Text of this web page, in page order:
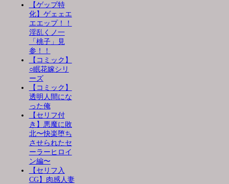
【ゲップ特
化】ゲェェエ
エエップ！！
淫乱くノ一
「桃子」見
参！！
【コミック】
○眠花嫁シリ
ーズ
【コミック】
透明人間にな
った俺
【セリフ付
き】悪魔に敗
北〜快楽堕ち
させられたセ
ーラーヒロイ
ン編〜
【セリフ入
CG】肉感人妻